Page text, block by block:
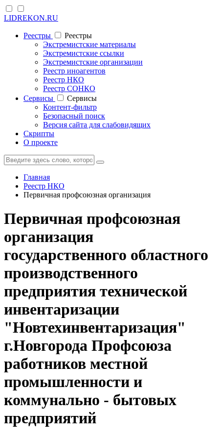
LIDREKON.RU
Реестры
Реестры
Экстремистские материалы
Экстремистские ссылки
Экстремистские организации
Реестр иноагентов
Реестр НКО
Реестр СОНКО
Cервисы
Cервисы
Контент-фильтр
Безопасный поиск
Версия сайта для слабовидящих
Скрипты
О проекте
Главная
Реестр НКО
Первичная профсоюзная организация
Первичная профсоюзная
организация
государственного областного
производственного
предприятия технической
инвентаризации
"Новтехинвентаризация"
г.Новгорода Профсоюза
работников местной
промышленности и
коммунально - бытовых
предприятий